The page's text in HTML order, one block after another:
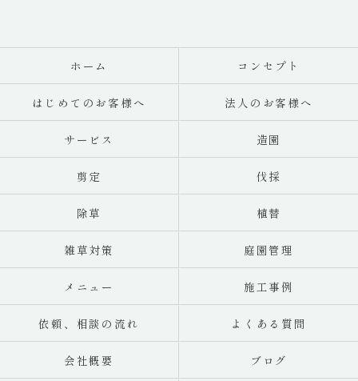
ホーム コンセプト
はじめてのお客様へ 法人のお客様へ
サービス 造園
剪定 伐採
除草 植替
雑草対策 庭園管理
メニュー 施工事例
依頼、相談の流れ よくある質問
会社概要 ブログ